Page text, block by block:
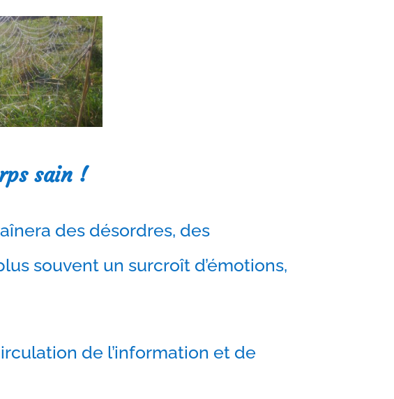
sain !
des désordres, des
souvent un surcroît d’émotions,
de l’information et de